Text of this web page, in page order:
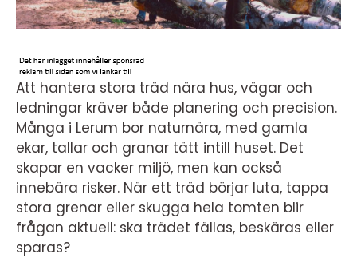
Att hantera stora träd nära hus, vägar och
ledningar kräver både planering och precision.
Många i Lerum bor naturnära, med gamla
ekar, tallar och granar tätt intill huset. Det
skapar en vacker miljö, men kan också
innebära risker. När ett träd börjar luta, tappa
stora grenar eller skugga hela tomten blir
frågan aktuell: ska trädet fällas, beskäras eller
sparas?